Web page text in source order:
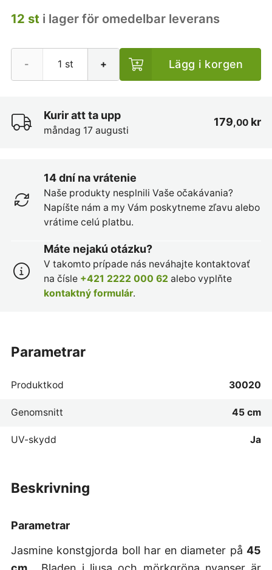
12 sti lager för omedelbar leverans
- + Lägg i korgen
Kurir att ta upp
måndag 17 augusti
179,00 kr
14 dní na vrátenie
Naše produkty nesplnili Vaše očakávania?
Napíšte nám a my Vám poskytneme zľavu alebo
vrátime celú platbu.
Máte nejakú otázku?
V takomto prípade nás neváhajte kontaktovať
na čísle +421 2222 000 62 alebo vyplňte
kontaktný formulár.
beskrivning
Parametrar
Jasmine konstgjorda boll har en diameter på45
parametrar
Produktkod 30020
Genomsnitt 45 cm
UV-skydd Ja